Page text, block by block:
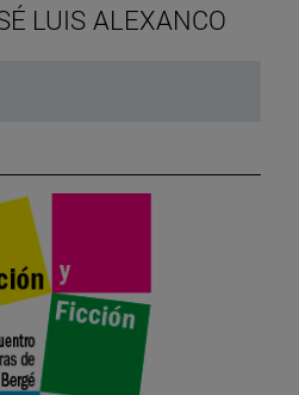
LUIS ALEXANCO